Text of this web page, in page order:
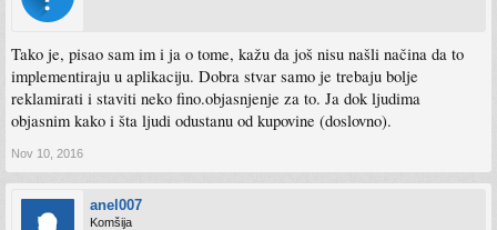
Tako je, pisao sam im i ja o tome, kažu da još nisu našli načina da to
implementiraju u aplikaciju. Dobra stvar samo je trebaju bolje
reklamirati i staviti neko fino.objasnjenje za to. Ja dok ljudima
objasnim kako i šta ljudi odustanu od kupovine (doslovno).
Nov 10, 2016
anel007
Komšija